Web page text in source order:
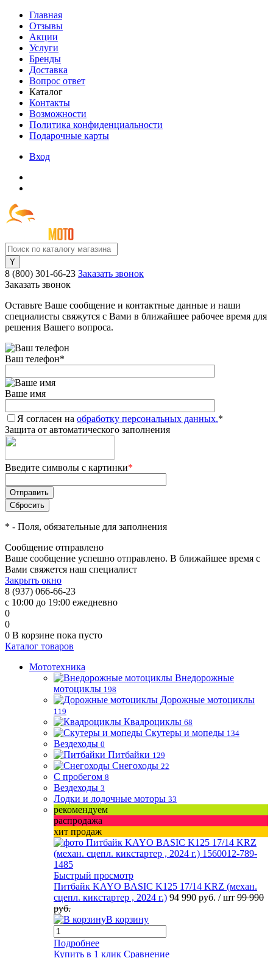
Главная
Отзывы
Акции
Услуги
Бренды
Доставка
Вопрос ответ
Каталог
Контакты
Возможности
Политика конфиденциальности
Подарочные карты
Вход
8 (800) 301-66-23 Заказать звонок
Заказать звонок
Оставьте Ваше сообщение и контактные данные и наши
специалисты свяжутся с Вами в ближайшее рабочее время для
решения Вашего вопроса.
Ваш телефон*
Ваше имя
Я согласен на обработку персональных данных.*
Защита от автоматического заполнения
Введите символы с картинки*
* - Поля, обязательные для заполнения
Сообщение отправлено
Ваше сообщение успешно отправлено. В ближайшее время с
Вами свяжется наш специалист
Закрыть окно
8 (937) 066-66-23
с 10:00 до 19:00 ежедневно
0
0
0 В корзине пока пусто
Каталог товаров
Мототехника
Внедорожные
мотоциклы 198
Дорожные мотоциклы
119
Квадроциклы 68
Скутеры и мопеды 134
Вездеходы 0
Питбайки 129
Снегоходы 22
С пробегом 8
Вездеходы 3
Лодки и лодочные моторы 33
рекомендуем
распродажа
хит продаж
Быстрый просмотр
Питбайк KAYO BASIC K125 17/14 KRZ (механ.
сцепл. кикстартер , 2024 г.) 94 990 руб. / шт 99 990
руб.
В корзину
Подробнее
Купить в 1 клик Сравнение